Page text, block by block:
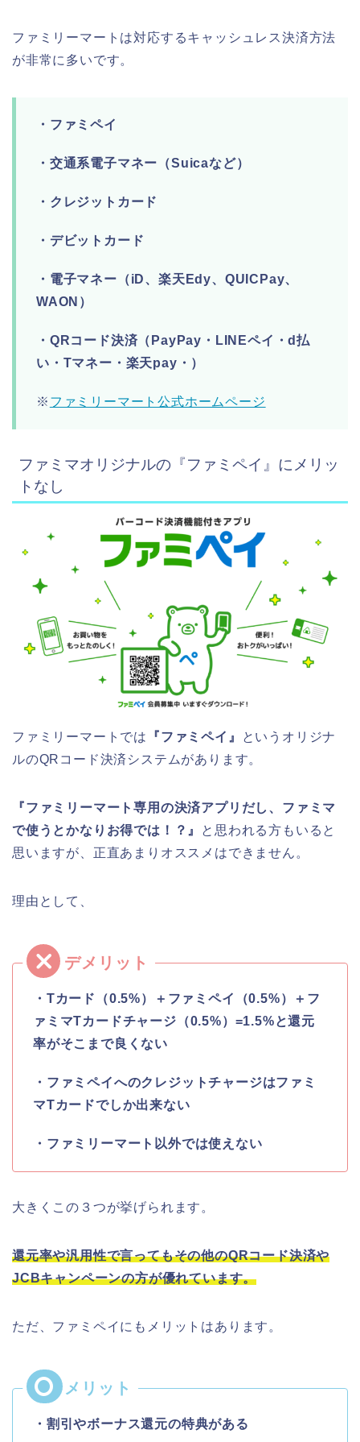
ファミリーマートは対応するキャッシュレス決済方法
が非常に多いです。
・ファミペイ
・交通系電子マネー（Suicaなど）
・クレジットカード
・デビットカード
・電子マネー（iD、楽天Edy、QUICPay、
WAON）
・QRコード決済（PayPay・LINEペイ・d払
い・Tマネー・楽天pay・）
※ ファミリーマート公式ホームページ
ファミマオリジナルの『ファミペイ』にメリッ
トなし
ファミリーマートでは 『ファミペイ』
というオリジナ
ルのQRコード決済システムがあります。
『ファミリーマート専用の決済アプリだし、ファミマ
で使うとかなりお得では！？』
と思われる方もいると
思いますが、正直あまりオススメはできません。
理由として、
・Tカード（0.5%）＋ファミペイ（0.5%）＋フ
ァミマTカードチャージ（0.5%）=1.5%と還元
率がそこまで良くない
・ファミペイへのクレジットチャージはファミ
マTカードでしか出来ない
・ファミリーマート以外では使えない
大きくこの３つが挙げられます。
還元率や汎用性で言ってもその他のQRコード決済や
JCBキャンペーンの方が優れています。
ただ、ファミペイにもメリットはあります。
・割引やボーナス還元の特典がある